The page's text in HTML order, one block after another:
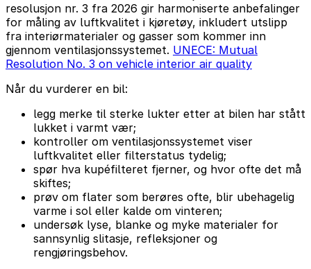
resolusjon nr. 3 fra 2026 gir harmoniserte anbefalinger
for måling av luftkvalitet i kjøretøy, inkludert utslipp
fra interiørmaterialer og gasser som kommer inn
gjennom ventilasjonssystemet. UNECE: Mutual
Resolution No. 3 on vehicle interior air quality
Når du vurderer en bil:
legg merke til sterke lukter etter at bilen har stått
lukket i varmt vær;
kontroller om ventilasjonssystemet viser
luftkvalitet eller filterstatus tydelig;
spør hva kupéfilteret fjerner, og hvor ofte det må
skiftes;
prøv om flater som berøres ofte, blir ubehagelig
varme i sol eller kalde om vinteren;
undersøk lyse, blanke og myke materialer for
sannsynlig slitasje, refleksjoner og
rengjøringsbehov.